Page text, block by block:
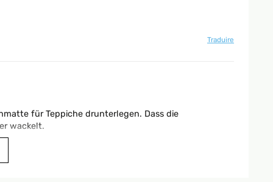
Traduire
für Teppiche drunterlegen. Dass die
wackelt.